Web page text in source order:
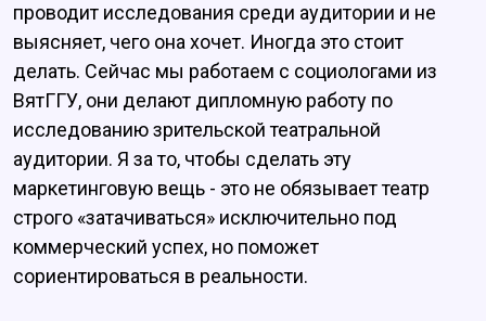
проводит исследования среди аудитории и не
выясняет, чего она хочет. Иногда это стоит
делать. Сейчас мы работаем с социологами из
ВятГГУ, они делают дипломную работу по
исследованию зрительской театральной
аудитории. Я за то, чтобы сделать эту
маркетинговую вещь - это не обязывает театр
строго «затачиваться» исключительно под
коммерческий успех, но поможет
сориентироваться в реальности.